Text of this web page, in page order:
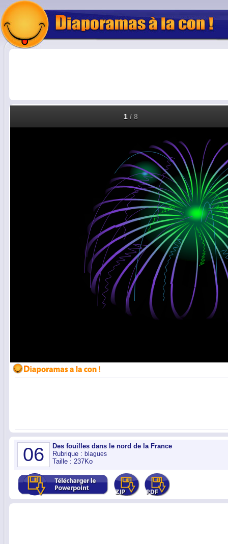
06
Des fouilles dans le nord de la France
Rubrique : blagues
Taille : 237Ko